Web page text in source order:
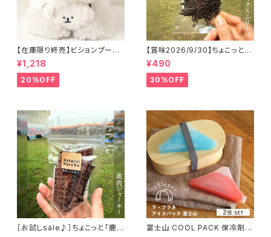
【在庫限り終売】ビションプーバ
ッグポーチ BITE ME バイトミー
¥1,218
20%OFF
【賞味2026/9/30】ちょこっと
「鹿内臓mixふりかけ」ジビエ鹿
おやつ
¥490
30%OFF
［お試しsale♪］ちょこっと「鹿肉
富士山 COOL PACK 保冷剤 2